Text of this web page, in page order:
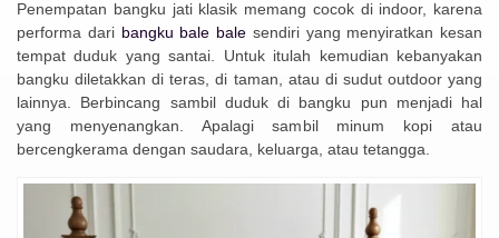
Penempatan bangku jati klasik memang cocok di indoor, karena
performa dari bangku bale bale sendiri yang menyiratkan kesan
tempat duduk yang santai. Untuk itulah kemudian kebanyakan
bangku diletakkan di teras, di taman, atau di sudut outdoor yang
lainnya. Berbincang sambil duduk di bangku pun menjadi hal
yang menyenangkan. Apalagi sambil minum kopi atau
bercengkerama dengan saudara, keluarga, atau tetangga.